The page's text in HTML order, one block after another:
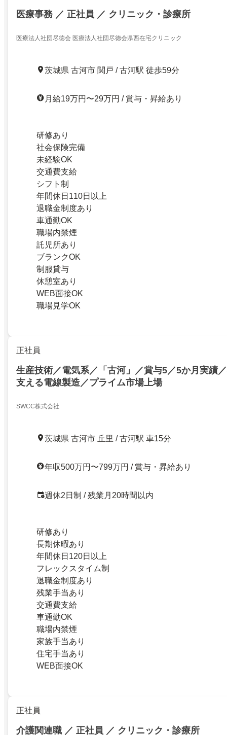
医療事務 ／ 正社員 ／ クリニック・診療所
医療法人社団尽徳会 医療法人社団尽徳会県西在宅クリニック
茨城県 古河市 関戸 / 古河駅 徒歩59分
月給19万円〜29万円 / 賞与・昇給あり
研修あり
社会保険完備
未経験OK
交通費支給
シフト制
年間休日110日以上
退職金制度あり
車通勤OK
職場内禁煙
託児所あり
ブランクOK
制服貸与
休憩室あり
WEB面接OK
職場見学OK
正社員
生産技術／電気系／「古河」／賞与5／5か月実績
支える電線製造／プライム市場上場
SWCC株式会社
茨城県 古河市 丘里 / 古河駅 車15分
年収500万円〜799万円 / 賞与・昇給あり
週休2日制 / 残業月20時間以内
研修あり
長期休暇あり
年間休日120日以上
フレックスタイム制
退職金制度あり
残業手当あり
交通費支給
車通勤OK
職場内禁煙
家族手当あり
住宅手当あり
WEB面接OK
正社員
介護関連職 ／ 正社員 ／ クリニック・診療所